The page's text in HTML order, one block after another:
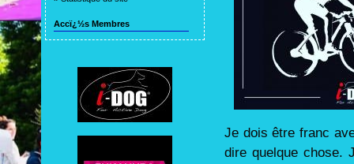
Accï¿½s Membres
Je dois être franc
dire quelque chose.